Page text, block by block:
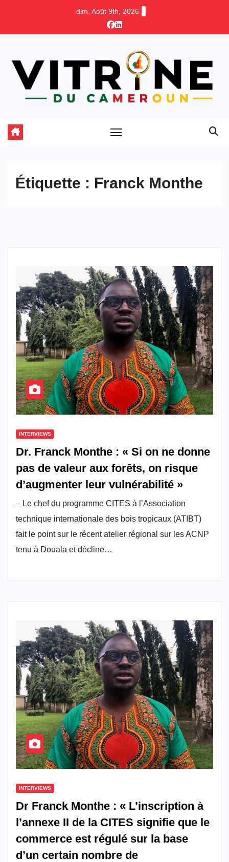
dim. Août 9th, 2026
Étiquette : Franck Monthe
INTERVIEWS
Dr. Franck Monthe : « Si on ne donne
pas de valeur aux forêts, on risque
d’augmenter leur vulnérabilité »
– Le chef du programme CITES à l’Association
technique internationale des bois tropicaux (ATIBT)
fait le point sur le récent atelier régional sur les ACNP
tenu à Douala et décline…
INTERVIEWS
Dr Franck Monthe : « L’inscription à
l’annexe II de la CITES signifie que le
commerce est régulé sur la base
d’un certain nombre de